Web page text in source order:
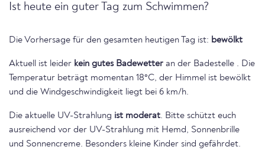
Ist heute ein guter Tag zum Schwimmen?
Die Vorhersage für den gesamten heutigen Tag ist: bewölkt
Aktuell ist leider kein gutes Badewetter an der Badestelle . Die
Temperatur beträgt momentan 18°C, der Himmel ist bewölkt
und die Windgeschwindigkeit liegt bei 6 km/h.
Die aktuelle UV-Strahlung ist moderat. Bitte schützt euch
ausreichend vor der UV-Strahlung mit Hemd, Sonnenbrille
und Sonnencreme. Besonders kleine Kinder sind gefährdet.